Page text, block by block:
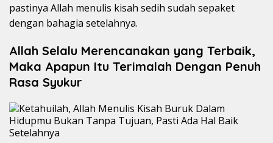
pastinya Allah menulis kisah sedih sudah sepaket
dengan bahagia setelahnya.
Allah Selalu Merencanakan yang Terbaik,
Maka Apapun Itu Terimalah Dengan Penuh
Rasa Syukur